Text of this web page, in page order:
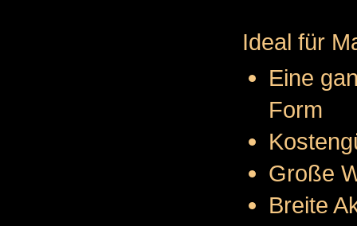
Ideal für
Eine
Form
Große
Breite